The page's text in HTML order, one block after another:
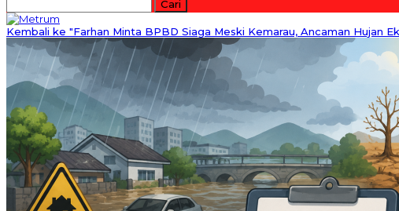
Kembali ke "Farhan Minta BPBD Siaga Meski Kemarau, Ancaman Hujan